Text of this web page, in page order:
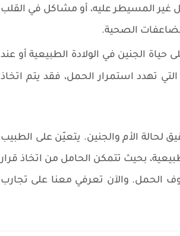
غير المسيطر عليه، أو مشاكل في القلب
الصحية.
الجنين في الولادة الطبيعية أو عند
استمرار الحمل، فقد يتم اتخاذ
لحالة الأم والجنين. يتعيّن على الطبيب
بحيث تتمكن الحامل من اتخاذ قرار
الحمل. والآن تعرفي معنا على تجارب